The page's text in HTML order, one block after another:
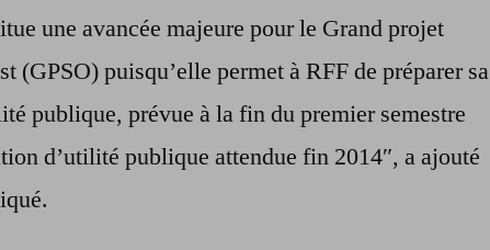
une avancée majeure pour le Grand projet
(GPSO) puisqu’elle permet à RFF de préparer sa
publique, prévue à la fin du premier semestre
d’utilité publique attendue fin 2014″, a ajouté